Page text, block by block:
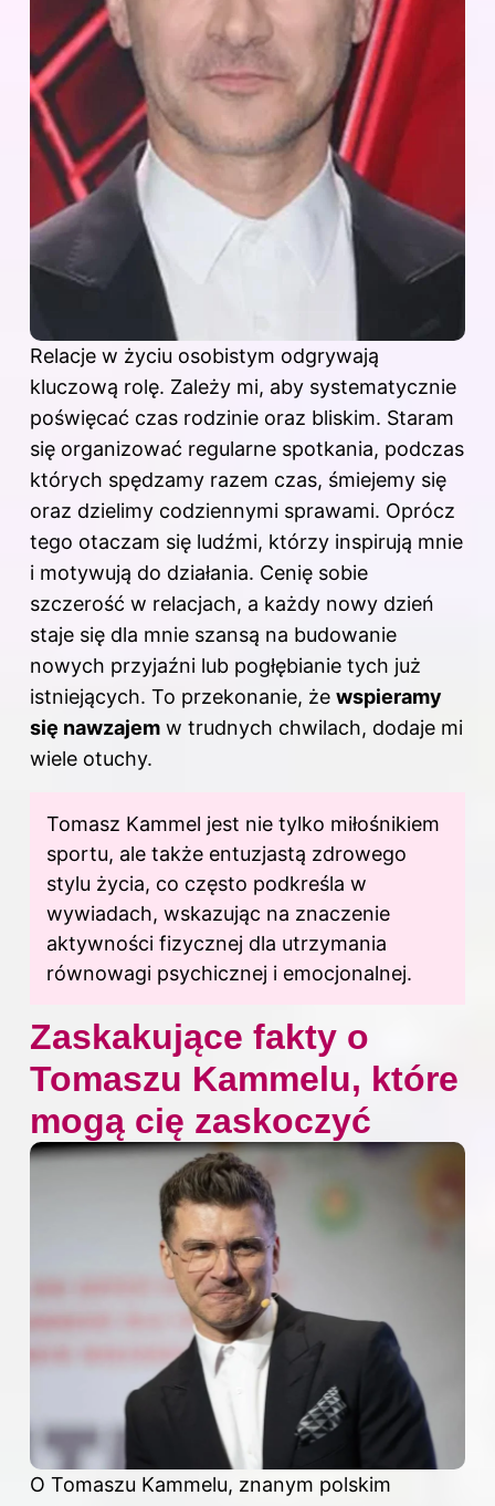
Relacje w życiu osobistym odgrywają
kluczową rolę. Zależy mi, aby systematycznie
poświęcać czas rodzinie oraz bliskim. Staram
się organizować regularne spotkania, podczas
których spędzamy razem czas, śmiejemy się
oraz dzielimy codziennymi sprawami. Oprócz
tego otaczam się ludźmi, którzy inspirują mnie
i motywują do działania. Cenię sobie
szczerość w relacjach, a każdy nowy dzień
staje się dla mnie szansą na budowanie
nowych przyjaźni lub pogłębianie tych już
istniejących. To przekonanie, że wspieramy
się nawzajem w trudnych chwilach, dodaje mi
wiele otuchy.
Tomasz Kammel jest nie tylko miłośnikiem
sportu, ale także entuzjastą zdrowego
stylu życia, co często podkreśla w
wywiadach, wskazując na znaczenie
aktywności fizycznej dla utrzymania
równowagi psychicznej i emocjonalnej.
Zaskakujące fakty o
Tomaszu Kammelu, które
mogą cię zaskoczyć
O Tomaszu Kammelu, znanym polskim